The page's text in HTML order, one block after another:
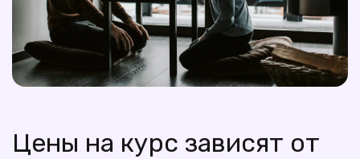
Цены на курс зависят от